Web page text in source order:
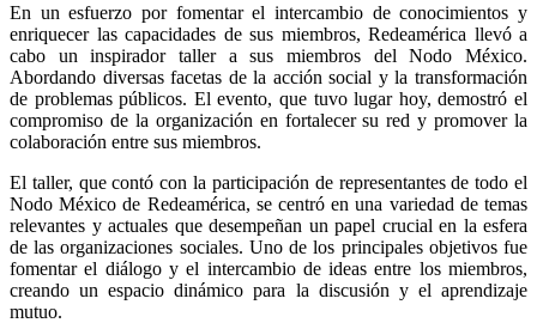
En un esfuerzo por fomentar el intercambio de conocimientos y
enriquecer las capacidades de sus miembros, Redeamérica llevó a
cabo un inspirador taller a sus miembros del Nodo México.
Abordando diversas facetas de la acción social y la transformación
de problemas públicos. El evento, que tuvo lugar hoy, demostró el
compromiso de la organización en fortalecer su red y promover la
colaboración entre sus miembros.
El taller, que contó con la participación de representantes de todo el
Nodo México de Redeamérica, se centró en una variedad de temas
relevantes y actuales que desempeñan un papel crucial en la esfera
de las organizaciones sociales. Uno de los principales objetivos fue
fomentar el diálogo y el intercambio de ideas entre los miembros,
creando un espacio dinámico para la discusión y el aprendizaje
mutuo.